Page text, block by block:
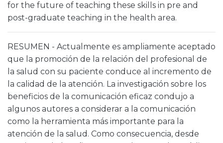
for the future of teaching these skills in pre and
post-graduate teaching in the health area.
RESUMEN - Actualmente es ampliamente aceptado
que la promoción de la relación del profesional de
la salud con su paciente conduce al incremento de
la calidad de la atención. La investigación sobre los
beneficios de la comunicación eficaz condujo a
algunos autores a considerar a la comunicación
como la herramienta más importante para la
atención de la salud. Como consecuencia, desde